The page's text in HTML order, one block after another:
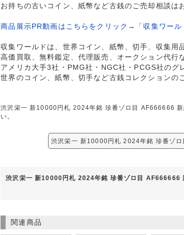
お持ちの古いコイン、紙幣など古銭のご売却相談は
商品展示PR動画はこちらをクリック→「収集ワー
収集ワールドは、世界コイン、紙幣、切手、収集用
高価買取、無料鑑定、代理販売、オークション代行
アメリカ大手3社・PMG社・NGC社・PCGS社のグ
世界のコイン、紙幣、切手など古銭コレクションの
渋沢栄一 新10000円札 2024年銘 珍番ゾロ目 AF666666
い。
渋沢栄一 新10000円札 2024年銘 珍番ゾ
渋沢栄一 新10000円札 2024年銘 珍番ゾロ目 AF666666
関連商品